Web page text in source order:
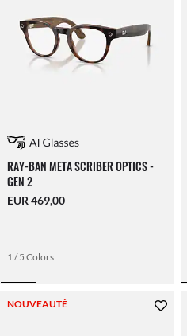
RAY-BAN META SCRIBER OPTICS -
GEN 2
EUR 469,00
1 / 5 Colors
NOUVEAUTÉ